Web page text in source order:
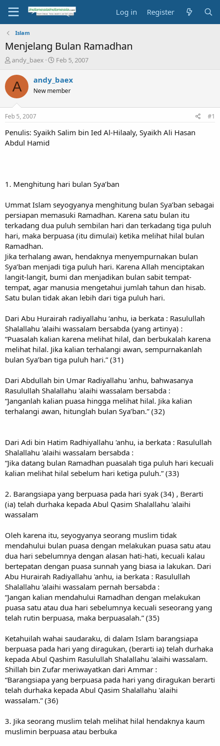
Log in Register
Islam
Menjelang Bulan Ramadhan
T
r
e
a
s
t
a
t
andy_baex
S
a
t
e
Feb 5, 2007
A andy_baex
New member
Feb 5, 2007 #1
Penulis: Syaikh Salim bin Ied Al-Hilaaly, Syaikh Ali Hasan
Abdul Hamid
1. Menghitung hari bulan Sya’ban
Ummat Islam seyogyanya menghitung bulan Sya’ban sebagai
persiapan memasuki Ramadhan. Karena satu bulan itu
terkadang dua puluh sembilan hari dan terkadang tiga puluh
hari, maka berpuasa (itu dimulai) ketika melihat hilal bulan
Ramadhan.
Jika terhalang awan, hendaknya menyempurnakan bulan
Sya’ban menjadi tiga puluh hari. Karena Allah menciptakan
langit-langit, bumi dan menjadikan bulan sabit tempat-
tempat, agar manusia mengetahui jumlah tahun dan hisab.
Satu bulan tidak akan lebih dari tiga puluh hari.
Dari Abu Hurairah radiyallahu ‘anhu, ia berkata : Rasulullah
Shalallahu 'alaihi wassalam bersabda (yang artinya) :
“Puasalah kalian karena melihat hilal, dan berbukalah karena
melihat hilal. Jika kalian terhalangi awan, sempurnakanlah
bulan Sya’ban tiga puluh hari.” (31)
Dari Abdullah bin Umar Radiyallahu 'anhu, bahwasanya
Rasulullah Shalallahu 'alaihi wassalam bersabda :
“Janganlah kalian puasa hingga melihat hilal. Jika kalian
terhalangi awan, hitunglah bulan Sya’ban.” (32)
Dari Adi bin Hatim Radhiyallahu 'anhu, ia berkata : Rasulullah
Shalallahu 'alaihi wassalam bersabda :
“Jika datang bulan Ramadhan puasalah tiga puluh hari kecuali
kalian melihat hilal sebelum hari ketiga puluh.” (33)
2. Barangsiapa yang berpuasa pada hari syak (34) , Berarti
(ia) telah durhaka kepada Abul Qasim Shalallahu 'alaihi
wassalam
Oleh karena itu, seyogyanya seorang muslim tidak
mendahului bulan puasa dengan melakukan puasa satu atau
dua hari sebelumnya dengan alasan hati-hati, kecuali kalau
bertepatan dengan puasa sunnah yang biasa ia lakukan. Dari
Abu Hurairah Radiyallahu 'anhu, ia berkata : Rasulullah
Shalallahu 'alaihi wassalam pernah bersabda :
“Jangan kalian mendahului Ramadhan dengan melakukan
puasa satu atau dua hari sebelumnya kecuali seseorang yang
telah rutin berpuasa, maka berpuasalah.” (35)
Ketahuilah wahai saudaraku, di dalam Islam barangsiapa
berpuasa pada hari yang diragukan, (berarti ia) telah durhaka
kepada Abul Qashim Rasulullah Shalallahu 'alaihi wassalam.
Shillah bin Zufar meriwayatkan dari Ammar :
“Barangsiapa yang berpuasa pada hari yang diragukan berarti
telah durhaka kepada Abul Qasim Shalallahu 'alaihi
wassalam.” (36)
3. Jika seorang muslim telah melihat hilal hendaknya kaum
muslimin berpuasa atau berbuka